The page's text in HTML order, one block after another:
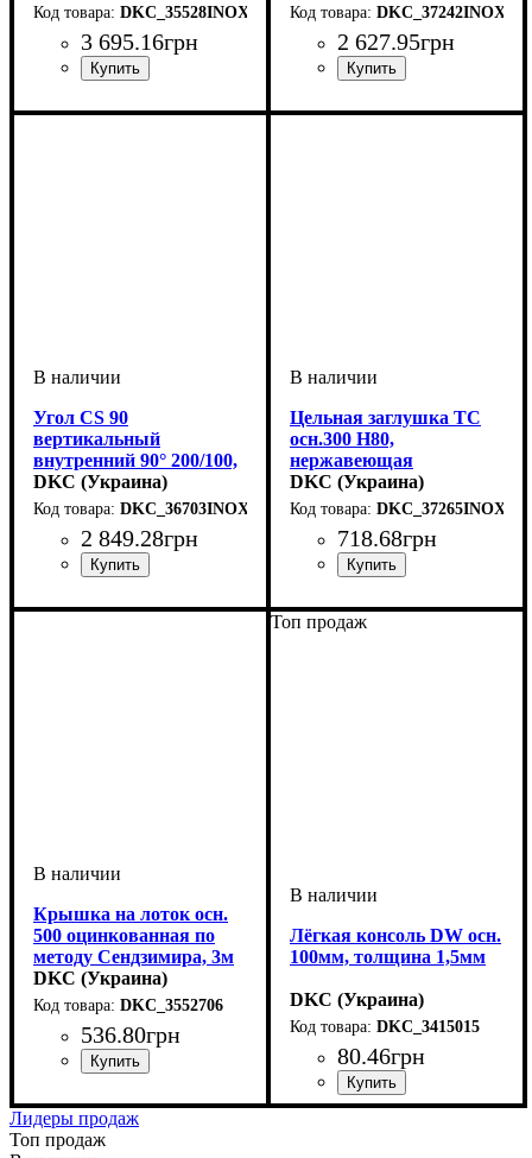
DKC_35528INOX
3 695.16грн
аксессуары
сталь
DKC_37242INOX
2 627.95грн
аксессуары
сталь
Угол CS 90
вертикальный
внутренний 90° 200/100,
нержавеющий
DKC (Украина)
DKC_36703INOX
2 849.28грн
аксессуары
внутренний
сталь
Цельная заглушка ТС
осн.300 H80,
нержавеющая
DKC (Украина)
DKC_37265INOX
718.68грн
аксессуары
сталь
Крышка на лоток осн.
500 оцинкованная по
методу Сендзимира, 3м
DKC (Украина)
DKC_3552706
536.80грн
аксессуары
Сендзимира
Топ продаж
Лёгкая консоль DW осн.
100мм, толщина 1,5мм
DKC (Украина)
DKC_3415015
80.46грн
Устройство: системные
Тип устройства: консоль
Покрытие: метод
Ширина, мм: 100
Толщина стали, мм: 1,5
Лидеры продаж
Топ продаж